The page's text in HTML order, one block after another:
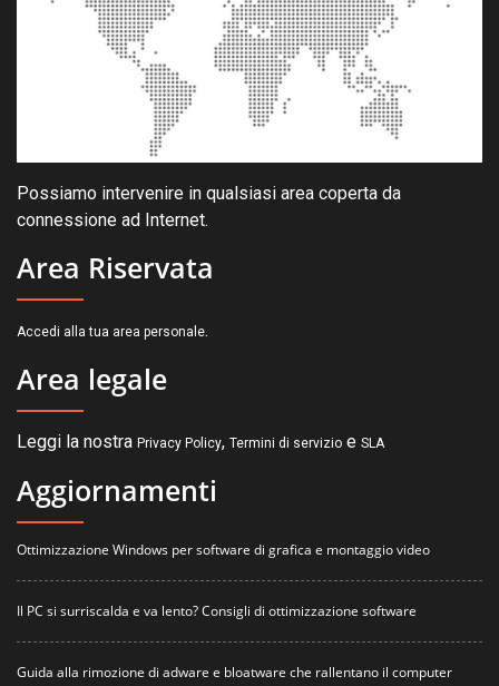
Possiamo intervenire in qualsiasi area coperta da
connessione ad Internet.
Area Riservata
Accedi alla tua area personale.
Area legale
Leggi la nostra Privacy Policy, Termini di servizio e SLA
Aggiornamenti
Ottimizzazione Windows per software di grafica e montaggio video
Il PC si surriscalda e va lento? Consigli di ottimizzazione software
Guida alla rimozione di adware e bloatware che rallentano il computer